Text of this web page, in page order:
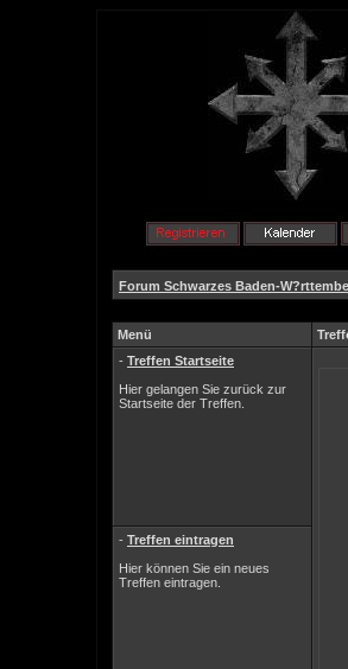
Forum Schwarzes Baden-
Menü
- Treffen Startseite
Hier gelangen Sie zurück zur
Startseite der Treffen.
- Treffen eintragen
Hier können Sie ein neues
Treffen eintragen.